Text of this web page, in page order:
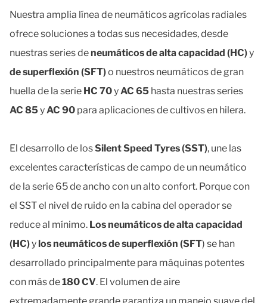
Nuestra amplia línea de neumáticos agrícolas radiales
ofrece soluciones a todas sus necesidades, desde
nuestras series de neumáticos de alta capacidad (HC)y
de superflexión (SFT)o nuestros neumáticos de gran
huella de la serie HC 70yAC 65 hasta nuestras series
AC 85yAC 90 para aplicaciones de cultivos en hilera.
El desarrollo de losSilent Speed Tyres (SST), une las
excelentes características de campo de un neumático
de la serie 65 de ancho con un alto confort. Porque con
el SST el nivel de ruido en la cabina del operador se
reduce al mínimo. Los neumáticos de alta capacidad
(HC)ylos neumáticos de superflexión (SFT) se han
desarrollado principalmente para máquinas potentes
con más de180 CV. El volumen de aire